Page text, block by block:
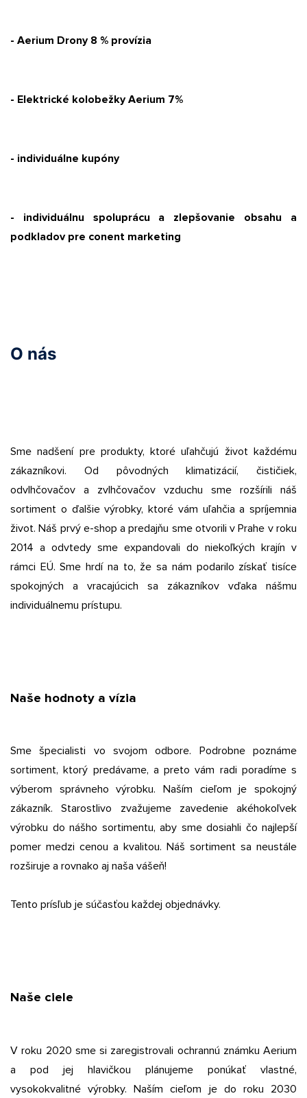
- Aerium Drony 8 % provízia
- Elektrické kolobežky Aerium 7%
- individuálne kupóny
- individuálnu spoluprácu a zlepšovanie obsahu a
podkladov pre conent marketing
O nás
Sme nadšení pre produkty, ktoré uľahčujú život každému
zákazníkovi. Od pôvodných klimatizácií, čističiek,
odvlhčovačov a zvlhčovačov vzduchu sme rozšírili náš
sortiment o ďalšie výrobky, ktoré vám uľahčia a spríjemnia
život. Náš prvý e-shop a predajňu sme otvorili v Prahe v roku
2014 a odvtedy sme expandovali do niekoľkých krajín v
rámci EÚ. Sme hrdí na to, že sa nám podarilo získať tisíce
spokojných a vracajúcich sa zákazníkov vďaka nášmu
individuálnemu prístupu.
Naše hodnoty a vízia
Sme špecialisti vo svojom odbore. Podrobne poznáme
sortiment, ktorý predávame, a preto vám radi poradíme s
výberom správneho výrobku. Naším cieľom je spokojný
zákazník. Starostlivo zvažujeme zavedenie akéhokoľvek
výrobku do nášho sortimentu, aby sme dosiahli čo najlepší
pomer medzi cenou a kvalitou. Náš sortiment sa neustále
rozširuje a rovnako aj naša vášeň!
Tento prísľub je súčasťou každej objednávky.
Naše ciele
V roku 2020 sme si zaregistrovali ochrannú známku Aerium
a pod jej hlavičkou plánujeme ponúkať vlastné,
vysokokvalitné výrobky. Naším cieľom je do roku 2030